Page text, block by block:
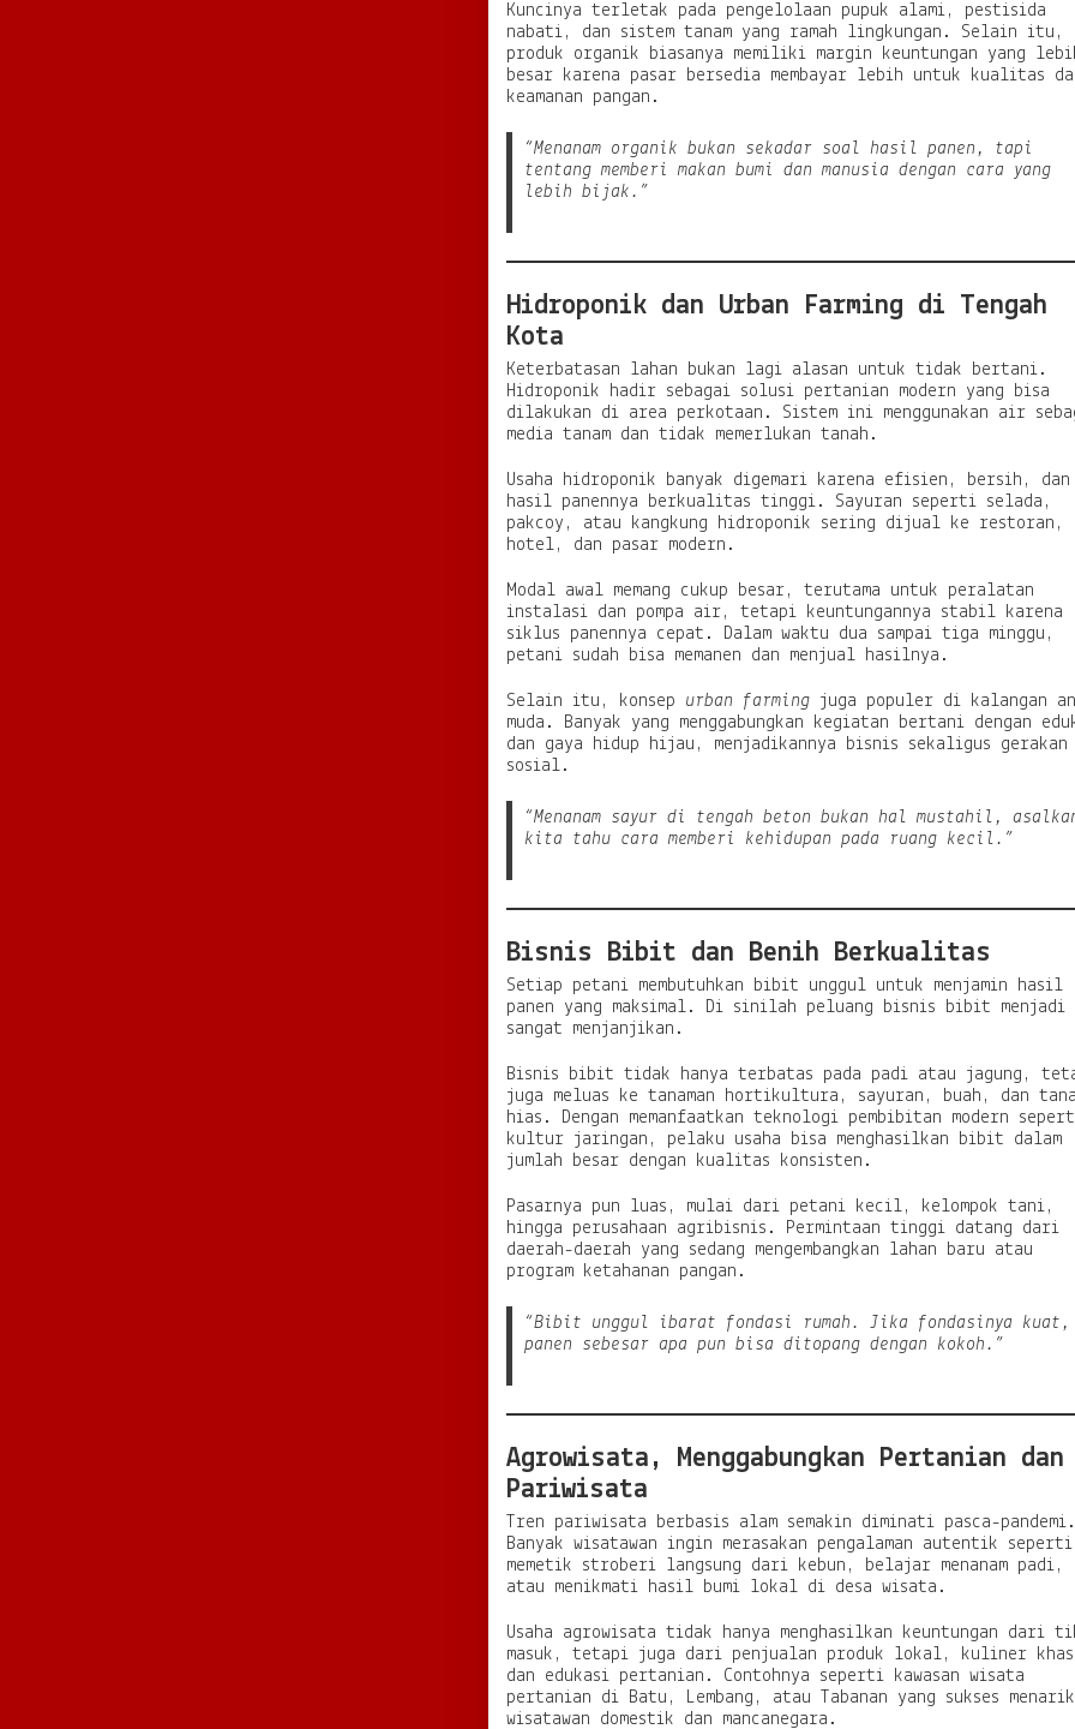
Kuncinya terletak pada pengelolaan pupuk alami, pestisida
nabati, dan sistem tanam yang ramah lingkungan. Selain itu,
produk organik biasanya memiliki margin keuntungan yang
besar karena pasar bersedia membayar lebih untuk kualitas
keamanan pangan.
“Menanam organik bukan sekadar soal hasil panen, tapi
tentang memberi makan bumi dan manusia dengan cara yang
lebih bijak.”
Hidroponik dan Urban Farming di Tengah
Kota
Keterbatasan lahan bukan lagi alasan untuk tidak bertani.
Hidroponik hadir sebagai solusi pertanian modern yang bisa
dilakukan di area perkotaan. Sistem ini menggunakan air
media tanam dan tidak memerlukan tanah.
Usaha hidroponik banyak digemari karena efisien, bersih, dan
hasil panennya berkualitas tinggi. Sayuran seperti selada,
pakcoy, atau kangkung hidroponik sering dijual ke restoran,
hotel, dan pasar modern.
Modal awal memang cukup besar, terutama untuk peralatan
instalasi dan pompa air, tetapi keuntungannya stabil karena
siklus panennya cepat. Dalam waktu dua sampai tiga minggu,
petani sudah bisa memanen dan menjual hasilnya.
Selain itu, konsep urban farming juga populer di kalangan
muda. Banyak yang menggabungkan kegiatan bertani dengan
dan gaya hidup hijau, menjadikannya bisnis sekaligus gerakan
sosial.
“Menanam sayur di tengah beton bukan hal mustahil,
kita tahu cara memberi kehidupan pada ruang kecil.”
Bisnis Bibit dan Benih Berkualitas
Setiap petani membutuhkan bibit unggul untuk menjamin hasil
panen yang maksimal. Di sinilah peluang bisnis bibit menjadi
sangat menjanjikan.
Bisnis bibit tidak hanya terbatas pada padi atau jagung,
juga meluas ke tanaman hortikultura, sayuran, buah, dan
hias. Dengan memanfaatkan teknologi pembibitan modern
kultur jaringan, pelaku usaha bisa menghasilkan bibit dalam
jumlah besar dengan kualitas konsisten.
Pasarnya pun luas, mulai dari petani kecil, kelompok tani,
hingga perusahaan agribisnis. Permintaan tinggi datang dari
daerah-daerah yang sedang mengembangkan lahan baru atau
program ketahanan pangan.
“Bibit unggul ibarat fondasi rumah. Jika fondasinya kuat,
panen sebesar apa pun bisa ditopang dengan kokoh.”
Agrowisata, Menggabungkan Pertanian dan
Pariwisata
Tren pariwisata berbasis alam semakin diminati pasca-pandemi.
Banyak wisatawan ingin merasakan pengalaman autentik seperti
memetik stroberi langsung dari kebun, belajar menanam padi,
atau menikmati hasil bumi lokal di desa wisata.
Usaha agrowisata tidak hanya menghasilkan keuntungan dari
masuk, tetapi juga dari penjualan produk lokal, kuliner
dan edukasi pertanian. Contohnya seperti kawasan wisata
pertanian di Batu, Lembang, atau Tabanan yang sukses menarik
wisatawan domestik dan mancanegara.